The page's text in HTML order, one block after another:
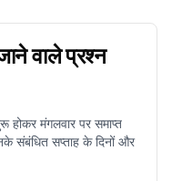
वाले प्रश्न
मंगलवार पर समाप्त
संबंधित सप्ताह के दिनों और